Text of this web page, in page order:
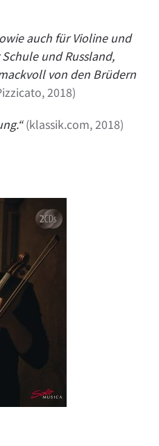
auch für Violine und
und Russland,
von den Brüdern
2018)
(klassik.com, 2018)